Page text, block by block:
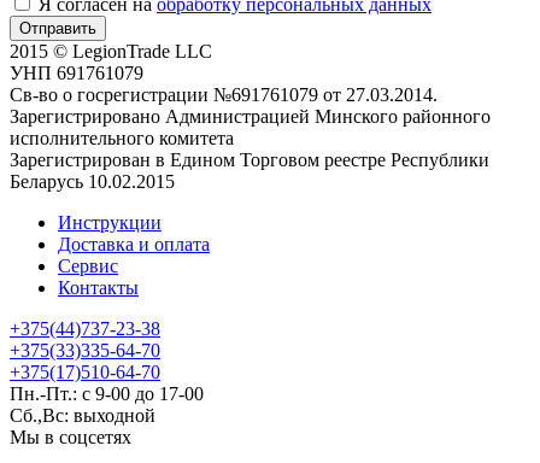
Отправить
2015 © LegionTrade LLC
УНП 691761079
Св-во о госрегистрации №691761079 от 27.03.2014.
Зарегистрировано Администрацией Минского районного
исполнительного комитета
Зарегистрирован в Едином Торговом реестре Республики
Беларусь 10.02.2015
Инструкции
Доставка и оплата
Сервис
Контакты
+375(44)737-23-38
+375(33)335-64-70
+375(17)510-64-70
Пн.-Пт.: с 9-00 до 17-00
Сб.,Вс: выходной
Мы в соцсетях